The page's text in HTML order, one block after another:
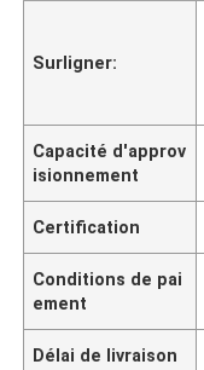
Surligner:
Capacité d'approv
isionnement
Certification
Conditions de pai
ement
Délai de livraison